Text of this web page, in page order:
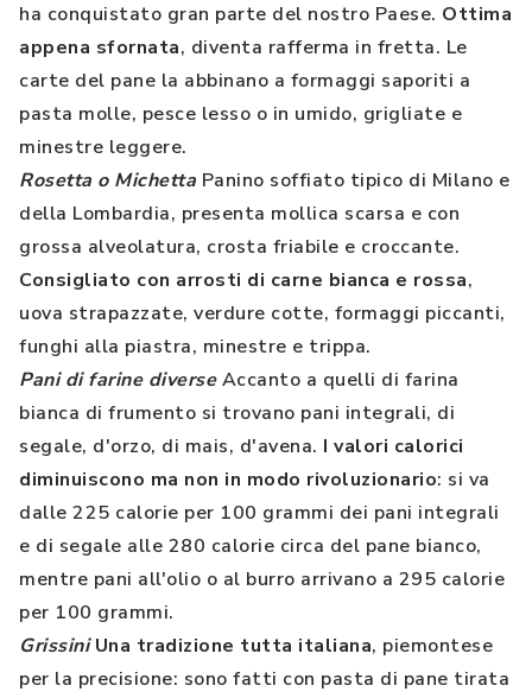
ha conquistato gran parte del nostro Paese. Ottima
appena sfornata, diventa rafferma in fretta. Le
carte del pane la abbinano a formaggi saporiti a
pasta molle, pesce lesso o in umido, grigliate e
minestre leggere.
Rosetta o Michetta Panino soffiato tipico di Milano e
della Lombardia, presenta mollica scarsa e con
grossa alveolatura, crosta friabile e croccante.
Consigliato con arrosti di carne bianca e rossa,
uova strapazzate, verdure cotte, formaggi piccanti,
funghi alla piastra, minestre e trippa.
Pani di farine diverseAccanto a quelli di farina
bianca di frumento si trovano pani integrali, di
segale, d'orzo, di mais, d'avena. I valori calorici
diminuiscono ma non in modo rivoluzionario: si va
dalle 225 calorie per 100 grammi dei pani integrali
e di segale alle 280 calorie circa del pane bianco,
mentre pani all'olio o al burro arrivano a 295 calorie
per 100 grammi.
GrissiniUna tradizione tutta italiana, piemontese
per la precisione: sono fatti con pasta di pane tirata